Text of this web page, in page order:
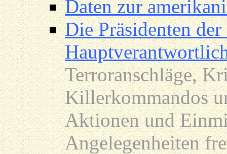
Daten zur
Die Präsidenten
Terroranschläge,
Killerkommandos
Aktionen und
Angelegenheiten